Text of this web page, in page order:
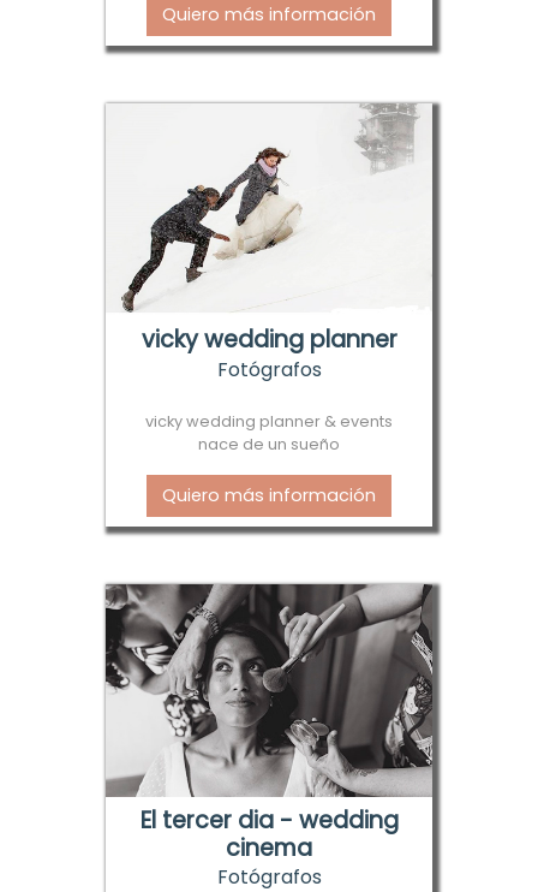
Quiero más información
vicky wedding planner
Fotógrafos
vicky wedding planner & events
nace de un sueño
Quiero más información
El tercer dia - wedding
cinema
Fotógrafos